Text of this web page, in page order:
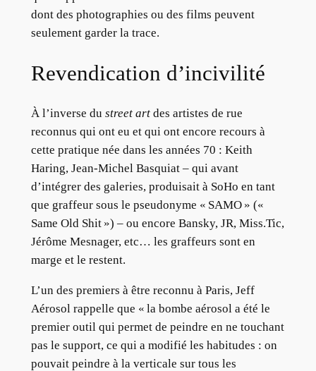
dont des photographies ou des films peuvent
seulement garder la trace.
Revendication d’incivilité
À l’inverse du street artdes artistes de rue
reconnus qui ont eu et qui ont encore recours à
cette pratique née dans les années 70 : Keith
Haring, Jean-Michel Basquiat – qui avant
d’intégrer des galeries, produisait à SoHo en tant
que graffeur sous le pseudonyme « SAMO » («
Same Old Shit ») – ou encore Bansky, JR, Miss.Tic,
Jérôme Mesnager, etc… les graffeurs sont en
marge et le restent.
L’un des premiers à être reconnu à Paris, Jeff
Aérosol rappelle que « la bombe aérosol a été le
premier outil qui permet de peindre en ne touchant
pas le support, ce qui a modifié les habitudes : on
pouvait peindre à la verticale sur tous les